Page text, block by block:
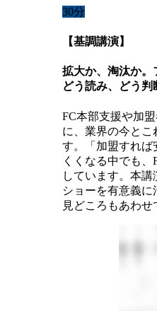
30分
【基調講演】
拡大か、淘汰か。
どう読み、どう判
FC本部支援や加
に、業界の今とこ
す。「加盟すれば
くくなる中でも
しています。本講
ショーを有意義
見どころもあわせ